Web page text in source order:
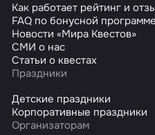
Как работает рейтинг и
FAQ по бонусной программе
Новости «Мира Квестов»
СМИ о нас
Статьи о квестах
Праздники
Детские праздники
Корпоративные праздники
Организаторам